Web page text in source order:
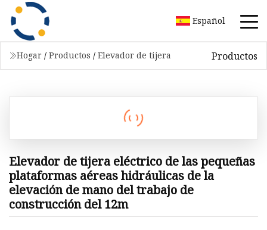
Español
Hogar / Productos / Elevador de tijera Productos
Elevador de tijera eléctrico de las pequeñas
plataformas aéreas hidráulicas de la
elevación de mano del trabajo de
construcción del 12m